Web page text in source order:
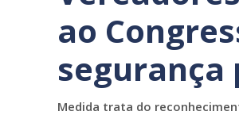
ao
segurança
Medida trata do